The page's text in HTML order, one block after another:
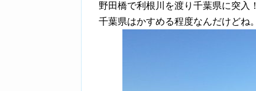
野田橋で利根川を渡り千葉県に突入！
千葉県はかすめる程度なんだけどね。